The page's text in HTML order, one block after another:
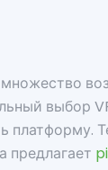
выбор
платформу.
предлагает